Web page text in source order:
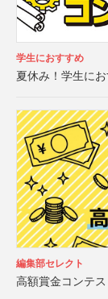
学生におすすめ
夏休み！学生に
編集部セレクト
高額賞金コンテ